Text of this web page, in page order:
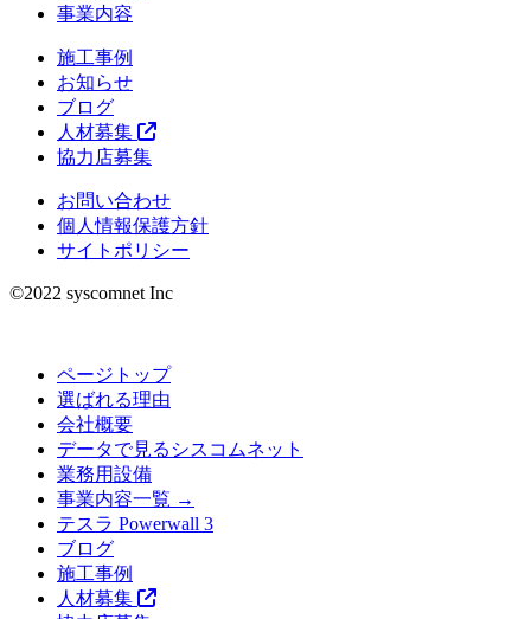
事業内容
施工事例
お知らせ
ブログ
人材募集
協力店募集
お問い合わせ
個人情報保護方針
サイトポリシー
©︎2022 syscomnet Inc
ページトップ
選ばれる理由
会社概要
データで見るシスコムネット
業務用設備
事業内容一覧 →
テスラ Powerwall 3
ブログ
施工事例
人材募集